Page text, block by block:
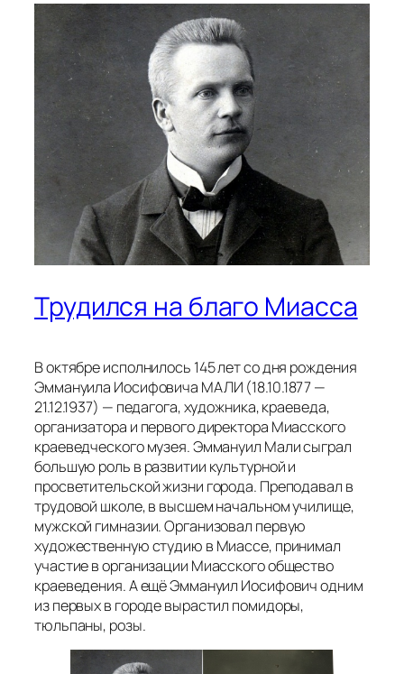
Трудился на благо Миасса
В октябре исполнилось 145 лет со дня рождения
Эммануила Иосифовича МАЛИ (18.10.1877 —
21.12.1937) — педагога, художника, краеведа,
организатора и первого директора Миасского
краеведческого музея. Эммануил Мали сыграл
большую роль в развитии культурной и
просветительской жизни города. Преподавал в
трудовой школе, в высшем начальном училище,
мужской гимназии. Организовал первую
художественную студию в Миассе, принимал
участие в организации Миасского общество
краеведения. А ещё Эммануил Иосифович одним
из первых в городе вырастил помидоры,
тюльпаны, розы.